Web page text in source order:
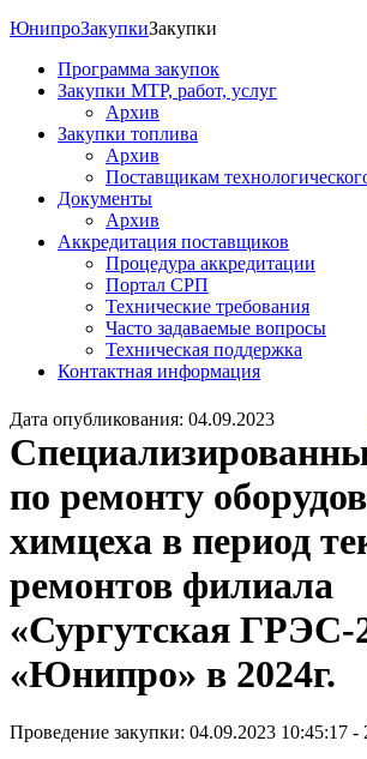
ЮнипроЗакупкиЗакупки
Программа закупок
Закупки МТР, работ, услуг
Архив
Закупки топлива
Архив
Поставщикам
Документы
Архив
Аккредитация поставщиков
Процедура аккредитации
Портал СРП
Технические требования
Часто задаваемые вопросы
Техническая поддержка
Контактная информация
Дата опубликования: 04.09.2023
по ремонту
химцеха в период
ремонтов филиала
«Сургутская
«Юнипро» в 2024г.
Проведение закупки: 04.09.2023 10:45:17 -